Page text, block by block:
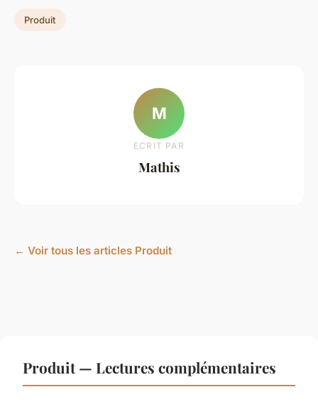
Produit
M
ECRIT PAR
Mathis
← Voir tous les articles Produit
Produit — Lectures complémentaires